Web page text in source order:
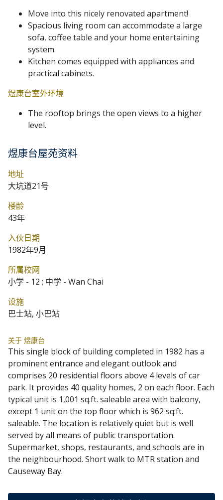
Move into this nicely renovated apartment!
Spacious living room can accommodate a large
sofa, coffee table and your home entertaining
system.
Kitchen comes equipped with appliances and
practical cabinets.
煜康台室外环境
The rooftop brings the open views to a higher
level.
煜康台屋苑资料
地址
大坑道21号
楼龄
43年
入伙日期
1982年9月
所属校网
小学 - 12 ; 中学 - Wan Chai
设施
巴士站, 小巴站
关于 煜康台
This single block of building completed in 1982 has a
prominent entrance and elegant outlook and
comprises 20 residential floors above 4 levels of car
park. It provides 40 quality homes, 2 on each floor. Each
typical unit is 1,001 sq.ft. saleable area with balcony,
except 1 unit on the top floor which is 962 sq.ft.
saleable. The location is relatively quiet but is well
served by all means of public transportation.
Supermarket, shops, restaurants, and schools are in
the neighbourhood. Short walk to MTR station and
Causeway Bay.